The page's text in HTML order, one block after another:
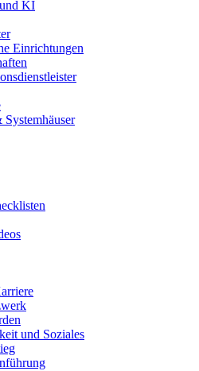
KI
Einrichtungen
und Soziales